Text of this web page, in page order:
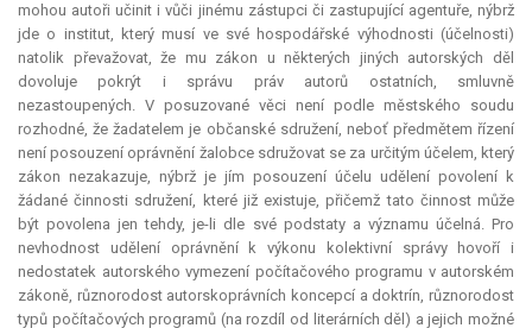
mohou autoři učinit i vůči jinému zástupci či zastupující agentuře, nýbrž
jde o institut, který musí ve své hospodářské výhodnosti (účelnosti)
natolik převažovat, že mu zákon u některých jiných autorských děl
dovoluje pokrýt i správu práv autorů ostatních, smluvně
nezastoupených. V posuzované věci není podle městského soudu
rozhodné, že žadatelem je občanské sdružení, neboť předmětem řízení
není posouzení oprávnění žalobce sdružovat se za určitým účelem, který
zákon nezakazuje, nýbrž je jím posouzení účelu udělení povolení k
žádané činnosti sdružení, které již existuje, přičemž tato činnost může
být povolena jen tehdy, je-li dle své podstaty a významu účelná. Pro
nevhodnost udělení oprávnění k výkonu kolektivní správy hovoří i
nedostatek autorského vymezení počítačového programu v autorském
zákoně, různorodost autorskoprávních koncepcí a doktrín, různorodost
typů počítačových programů (na rozdíl od literárních děl) a jejich možné